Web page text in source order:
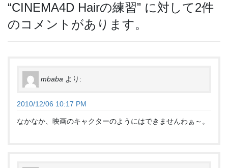
“CINEMA4D Hairの練習” に対して2件
のコメントがあります。
mbaba より:
2010/12/06 10:17 PM
なかなか、映画のキャクターのようにはできませんわぁ～。